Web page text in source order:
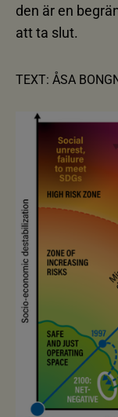
den är en
att ta slut.
TEXT: ÅSA